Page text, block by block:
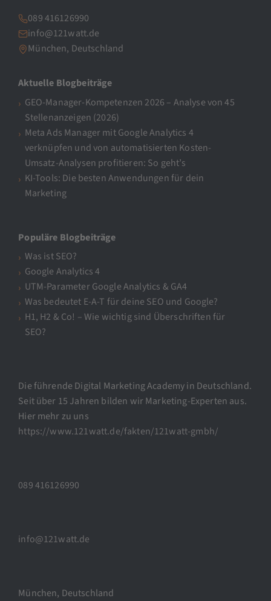
089 416126990
info@121watt.de
München, Deutschland
Aktuelle Blogbeiträge
GEO-Manager-Kompetenzen 2026 – Analyse von 45
Stellenanzeigen (2026)
Meta Ads Manager mit Google Analytics 4
verknüpfen und von automatisierten Kosten-
Umsatz-Analysen profitieren: So geht’s
KI-Tools: Die besten Anwendungen für dein
Marketing
Populäre Blogbeiträge
Was ist SEO?
Google Analytics 4
UTM-Parameter Google Analytics & GA4
Was bedeutet E-A-T für deine SEO und Google?
H1, H2 & Co! – Wie wichtig sind Überschriften für
SEO?
Die führende Digital Marketing Academy in Deutschland.
Seit über 15 Jahren bilden wir Marketing-Experten aus.
Hier mehr zu uns
https://www.121watt.de/fakten/121watt-gmbh/
089 416126990
info@121watt.de
München, Deutschland